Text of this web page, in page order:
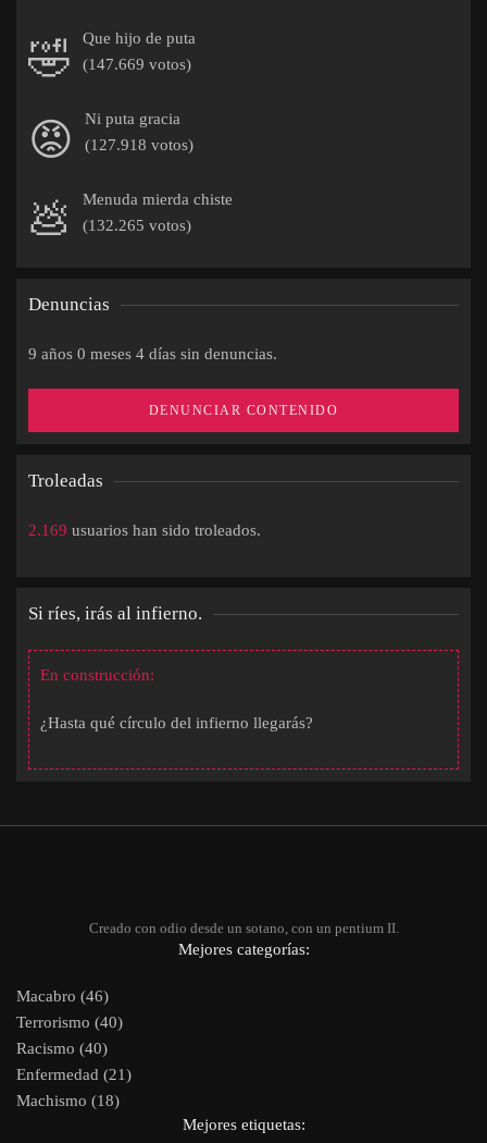
🤣
Que hijo de puta
(147.669 votos)
😡
Ni puta gracia
(127.918 votos)
💩
Menuda mierda chiste
(132.265 votos)
Denuncias
9 años 0 meses 4 días sin denuncias.
DENUNCIAR CONTENIDO
Troleadas
2.169 usuarios han sido troleados.
Si ríes, irás al infierno.
En construcción:
¿Hasta qué círculo del infierno llegarás?
Creado con odio desde un sotano, con un pentium II.
Mejores categorías:
Macabro (46)
Terrorismo (40)
Racismo (40)
Enfermedad (21)
Machismo (18)
Mejores etiquetas: